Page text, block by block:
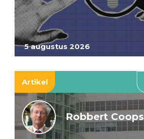
5 augustus 2026
Artikel
Robbert Coops